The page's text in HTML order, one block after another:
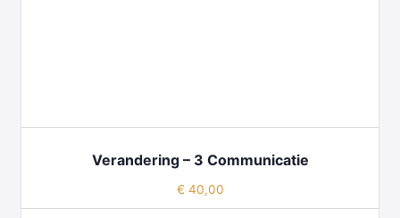
Verandering – 3 Communicatie
€ 40,00